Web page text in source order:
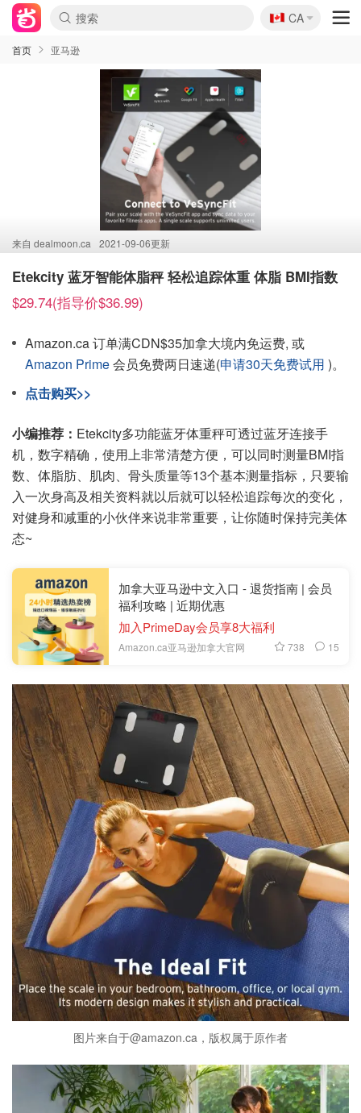
🇨🇦
CA
首页 亚马逊
来自 dealmoon.ca 2021-09-06更新
Etekcity 蓝牙智能体脂秤 轻松追踪体重 体脂 BMI指数
$29.74(指导价$36.99)
Amazon.ca 订单满CDN$35加拿大境内免运费, 或
Amazon Prime会员免费两日速递(申请30天免费试用 )。
点击购买>>
小编推荐： Etekcity多功能蓝牙体重秤可透过蓝牙连接手
机，数字精确，使用上非常清楚方便，可以同时测量BMI指
数、体脂肪、肌肉、骨头质量等13个基本测量指标，只要输
入一次身高及相关资料就以后就可以轻松追踪每次的变化，
对健身和减重的小伙伴来说非常重要，让你随时保持完美体
态~
加拿大亚马逊中文入口 - 退货指南 | 会员
福利攻略 | 近期优惠
加入PrimeDay会员享8大福利
Amazon.ca亚马逊加拿大官网 738 15
图片来自于@amazon.ca，版权属于原作者